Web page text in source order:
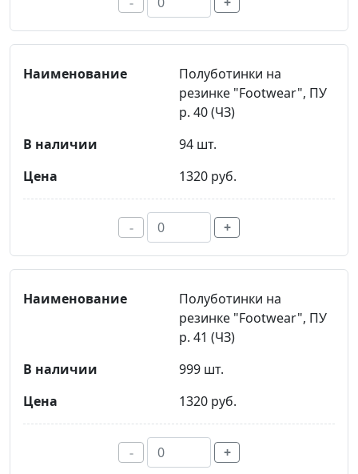
Полуботинки на
резинке "Footwear", ПУ
р. 40 (ЧЗ)
94 шт.
1320 руб.
- +
Полуботинки на
резинке "Footwear", ПУ
р. 41 (ЧЗ)
999 шт.
1320 руб.
- +